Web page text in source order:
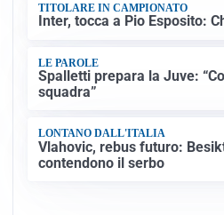
TITOLARE IN CAMPIONATO
Inter, tocca a Pio Esposito:
LE PAROLE
Spalletti prepara la Juve:
squadra”
LONTANO DALL'ITALIA
Vlahovic, rebus futuro:
contendono il serbo